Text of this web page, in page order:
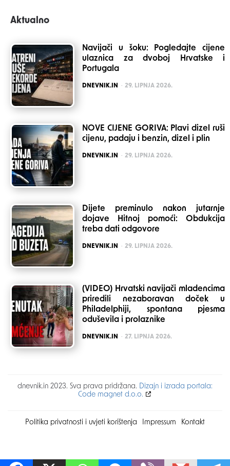
Aktualno
Navijači u šoku: Pogledajte cijene
ulaznica za dvoboj Hrvatske i
Portugala
POSTED
DNEVNIK.IN 29. LIPNJA 2026.
NOVE CIJENE GORIVA: Plavi dizel ruši
cijenu, padaju i benzin, dizel i plin
POSTED
DNEVNIK.IN 29. LIPNJA 2026.
Dijete preminulo nakon jutarnje
dojave Hitnoj pomoći: Obdukcija
treba dati odgovore
POSTED
DNEVNIK.IN 29. LIPNJA 2026.
(VIDEO) Hrvatski navijači mladencima
priredili nezaboravan doček u
Philadelphiji, spontana pjesma
oduševila i prolaznike
POSTED
DNEVNIK.IN 27. LIPNJA 2026.
dnevnik.in 2023. Sva prava pridržana. Dizajn i izrada portala:
Code magnet d.o.o.
Politika privatnosti i uvjeti korištenja Impressum Kontakt